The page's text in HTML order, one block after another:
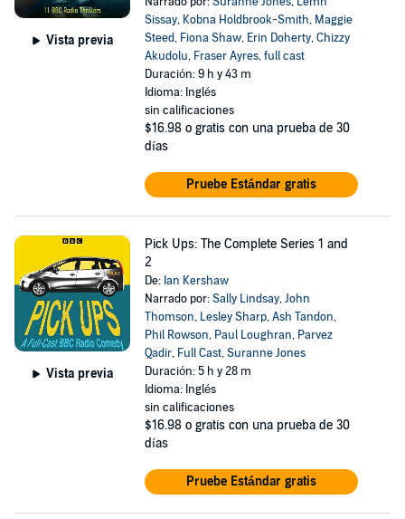
Vista previa
Sissay, Kobna Holdbrook-Smith, Maggie
Steed, Fiona Shaw, Erin Doherty,Chizzy
Akudolu, Fraser Ayres,full cast
Duración: 9 h y 43 m
Idioma: Inglés
sin calificaciones
$16.98 o gratis con una prueba de 30
días
Pruebe Estándar gratis
Vista previa
Pick Ups: The Complete Series 1 and
2
De: Ian Kershaw
Narrado por:Sally Lindsay,John
Thomson, Lesley Sharp,Ash Tandon,
Phil Rowson, Paul Loughran, Parvez
Qadir, Full Cast,Suranne Jones
Duración: 5 h y 28 m
Idioma: Inglés
sin calificaciones
$16.98 o gratis con una prueba de 30
días
Pruebe Estándar gratis